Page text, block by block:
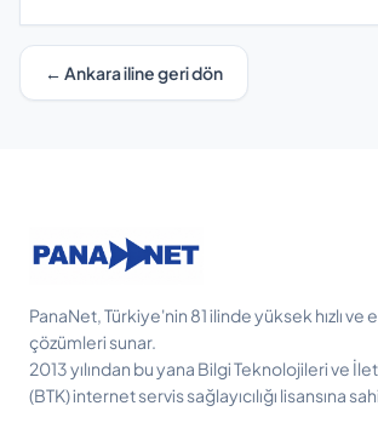
← Ankara iline geri dön
PanaNet, Türkiye'nin 81 ilinde yüksek hızlı
çözümleri sunar.
2013 yılından bu yana Bilgi Teknolojileri ve
(BTK) internet servis sağlayıcılığı lisansına